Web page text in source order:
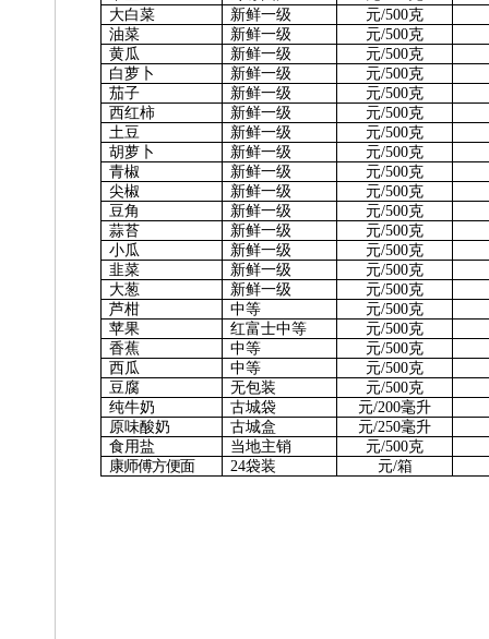
大白菜
新鲜一级 元/500克
油菜 新鲜一级 元/500克
黄瓜 新鲜一级 元/500克
白萝卜
新鲜一级 元/500克
茄子 新鲜一级 元/500克
西红柿
新鲜一级 元/500克
土豆 新鲜一级 元/500克
胡萝卜
新鲜一级 元/500克
青椒 新鲜一级 元/500克
尖椒 新鲜一级 元/500克
豆角 新鲜一级 元/500克
蒜苔 新鲜一级 元/500克
小瓜 新鲜一级 元/500克
韭菜 新鲜一级 元/500克
大葱 新鲜一级 元/500克
芦柑 中等 元/500克
苹果 红富士中等 元/500克
香蕉 中等 元/500克
西 瓜 中等 元/500克
豆腐 无包装 元/500克
纯牛奶
古城袋 元/200毫升
原味酸奶
古城盒 元/250毫升
食用盐
当地主销 元/500克
康师傅方便面
24袋装 元/箱